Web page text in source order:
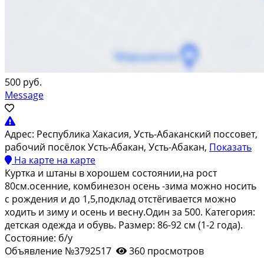
500 руб.
Message
Адрес: Республика Хакасия, Усть-Абаканский поссовет,
рабочий посёлок Усть-Абакан, Усть-Абакан, Показать
На карте на карте
Куртка и штаны в хорошем состоянии,на рост
80см.осенние, комбинезон осень -зима можно носить
с рождения и до 1,5,подклад отстёгивается можно
ходить и зиму и осень и весну.Один за 500. Категория:
детская одежда и обувь. Размер: 86-92 см (1-2 года).
Состояние: б/у
Объявление №3792517
360 просмотров